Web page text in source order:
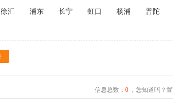
徐汇 浦东 长宁 虹口 杨浦 普陀
信息总数： 0，您知道吗？置